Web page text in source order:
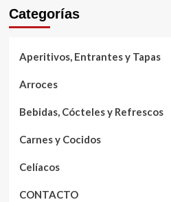
Categorías
Aperitivos, Entrantes y Tapas
Arroces
Bebidas, Cócteles y Refrescos
Carnes y Cocidos
Celíacos
CONTACTO